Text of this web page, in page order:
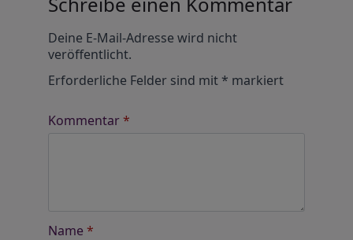
Deine E-Mail-Adresse wird nicht
veröffentlicht.
Erforderliche Felder sind mit* markiert
Kommentar*
Name *